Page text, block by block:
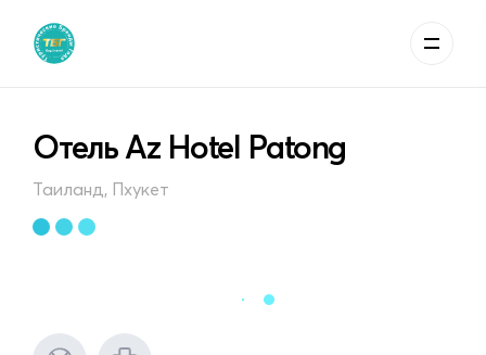
Отель Az Hotel Patong
Таиланд, Пхукет